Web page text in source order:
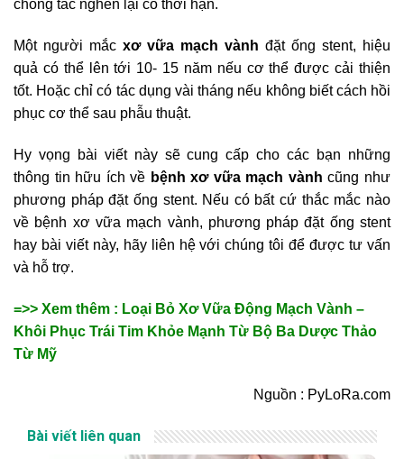
chống tắc nghẽn lại có thời hạn.
Một người mắc xơ vữa mạch vành đặt ống stent, hiệu
quả có thể lên tới 10- 15 năm nếu cơ thể được cải thiện
tốt. Hoặc chỉ có tác dụng vài tháng nếu không biết cách hồi
phục cơ thể sau phẫu thuật.
Hy vọng bài viết này sẽ cung cấp cho các bạn những
thông tin hữu ích về bệnh xơ vữa mạch vành cũng như
phương pháp đặt ống stent. Nếu có bất cứ thắc mắc nào
về bệnh xơ vữa mạch vành, phương pháp đặt ống stent
hay bài viết này, hãy liên hệ với chúng tôi để được tư vấn
và hỗ trợ.
=>> Xem thêm : Loại Bỏ Xơ Vữa Động Mạch Vành –
Khôi Phục Trái Tim Khỏe Mạnh Từ Bộ Ba Dược Thảo
Từ Mỹ
Nguồn : PyLoRa.com
Bài viết liên quan